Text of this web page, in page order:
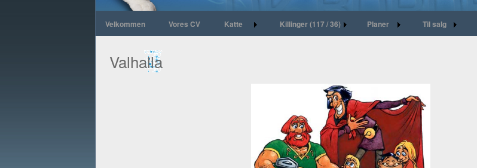
Velkommen Vores CV Katte Killinger (117 / 36) Planer Til salg
Valhalla